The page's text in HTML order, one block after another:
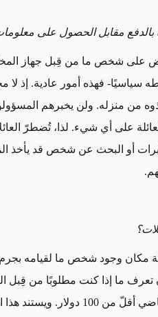
بالدفع مقابل الحصول على
على شخص ما من قِبل جهاز
سياسيًا- فهذه أمور عادية. إذ لا
من منزله. ولن يخبرهم
العائلة على أي شيء. لذا، تُضطرّ
أو البحث عن شخص قد يأخذ
دولارًا. لا يقبل البعض تقاضي